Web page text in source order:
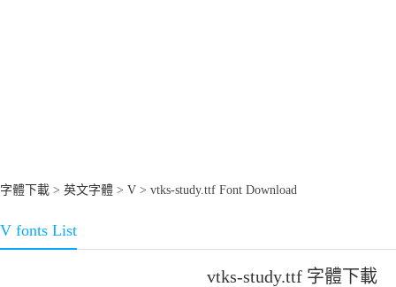
字體下載 > 英文字體 > V > vtks-study.ttf Font Download
V fonts List
vtks-study.ttf 字體下載